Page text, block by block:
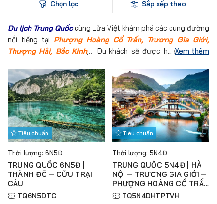
Chọn lọc Sắp xếp theo
Du lịch Trung Quốccùng Lửa Việt khám phá các cung đường
nổi tiếng tại Phượng Hoàng Cổ Trấn, Trương Gia Giới,
Thượng Hải, Bắc Kinh,… Du khách sẽ được hòa mình vào
đài và tòa thành cổ. Tham khảo lịch trình tour sau đây và
đăng ký tour để trải nghiệm vùng đất mới ngay hôm nay thôi.
Xem thêm
Tiêu chuẩn
Thời lượng: 6N5Đ
TRUNG QUỐC 6N5Đ |
THÀNH ĐÔ – CỬU TRẠI
CÂU
TQ6N5DTC
Tiêu chuẩn
Thời lượng: 5N4Đ
TRUNG QUỐC 5N4Đ | HÀ
NỘI – TRƯƠNG GIA GIỚI –
PHƯỢNG HOÀNG CỔ TRẤN
– THIÊN TỬ SƠN – VŨ
LĂNG NGUYÊN – HỒ BẢO
TQ5N4DHTPTVH